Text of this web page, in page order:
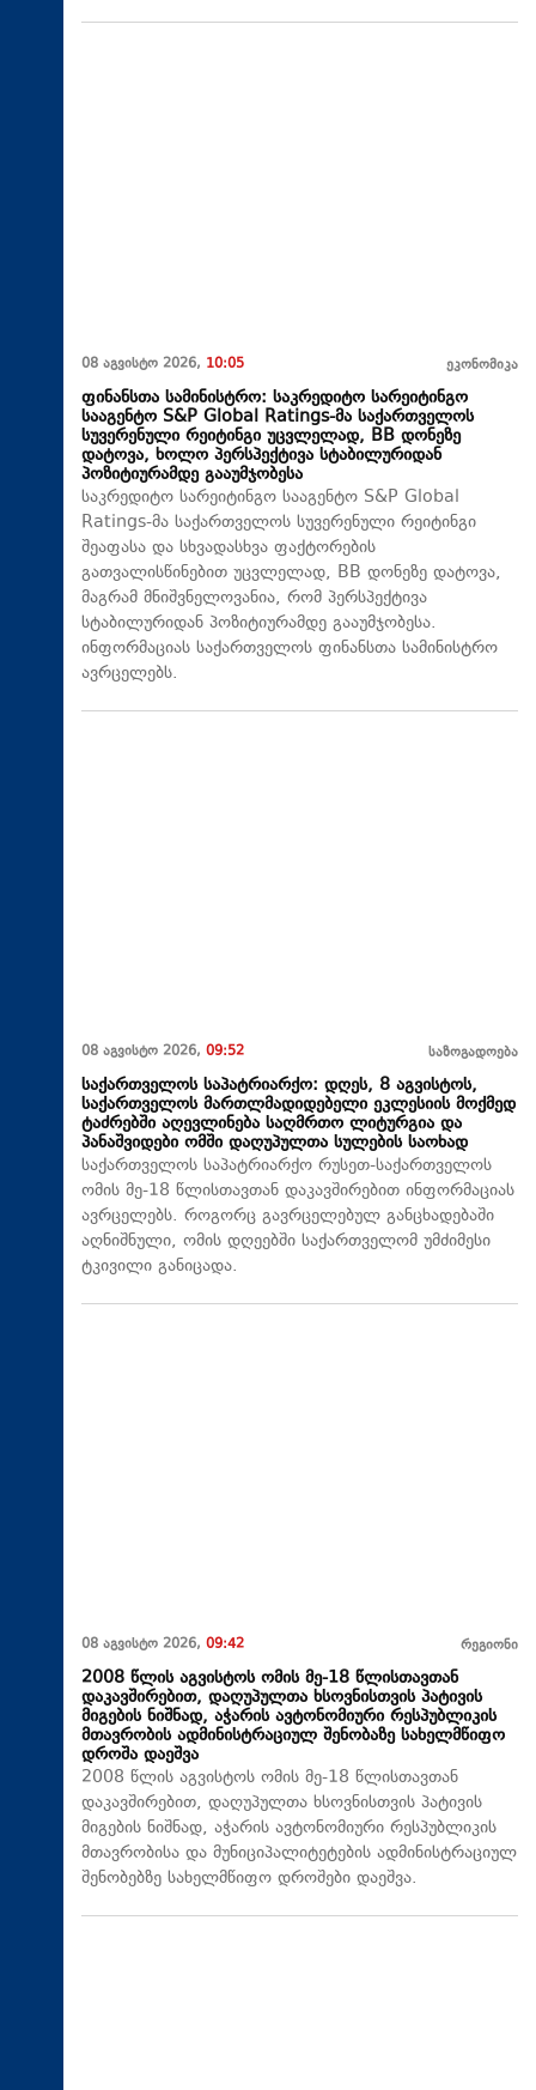
08 აგვისტო 2026, 10:05 ეკონომიკა
ფინანსთა სამინისტრო: საკრედიტო სარეიტინგო
სააგენტო S&P Global Ratings-მა საქართველოს
სუვერენული რეიტინგი უცვლელად, BB დონეზე
დატოვა, ხოლო პერსპექტივა სტაბილურიდან
პოზიტიურამდე გააუმჯობესა
საკრედიტო სარეიტინგო სააგენტო S&P Global
Ratings-მა საქართველოს სუვერენული რეიტინგი
შეაფასა და სხვადასხვა ფაქტორების
გათვალისწინებით უცვლელად, BB დონეზე დატოვა,
მაგრამ მნიშვნელოვანია, რომ პერსპექტივა
სტაბილურიდან პოზიტიურამდე გააუმჯობესა.
ინფორმაციას საქართველოს ფინანსთა სამინისტრო
ავრცელებს.
08 აგვისტო 2026, 09:52 საზოგადოება
საქართველოს საპატრიარქო: დღეს, 8 აგვისტოს,
საქართველოს მართლმადიდებელი ეკლესიის მოქმედ
ტაძრებში აღევლინება საღმრთო ლიტურგია და
პანაშვიდები ომში დაღუპულთა სულების საოხად
საქართველოს საპატრიარქო რუსეთ-საქართველოს
ომის მე-18 წლისთავთან დაკავშირებით ინფორმაციას
ავრცელებს. როგორც გავრცელებულ განცხადებაში
აღნიშნული, ომის დღეებში საქართველომ უმძიმესი
ტკივილი განიცადა.
08 აგვისტო 2026, 09:42 რეგიონი
2008 წლის აგვისტოს ომის მე-18 წლისთავთან
დაკავშირებით, დაღუპულთა ხსოვნისთვის პატივის
მიგების ნიშნად, აჭარის ავტონომიური რესპუბლიკის
მთავრობის ადმინისტრაციულ შენობაზე სახელმწიფო
დროშა დაეშვა
2008 წლის აგვისტოს ომის მე-18 წლისთავთან
დაკავშირებით, დაღუპულთა ხსოვნისთვის პატივის
მიგების ნიშნად, აჭარის ავტონომიური რესპუბლიკის
მთავრობისა და მუნიციპალიტეტების ადმინისტრაციულ
შენობებზე სახელმწიფო დროშები დაეშვა.